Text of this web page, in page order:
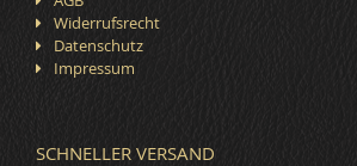
Widerrufsrecht
Datenschutz
Impressum
SCHNELLER VERSAND